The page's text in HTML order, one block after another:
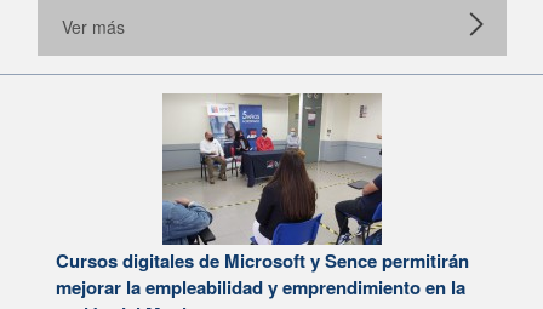
Ver más
Cursos digitales de Microsoft y Sence permitirán
mejorar la empleabilidad y emprendimiento en la